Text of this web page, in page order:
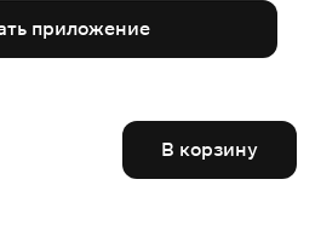
приложение
В корзину